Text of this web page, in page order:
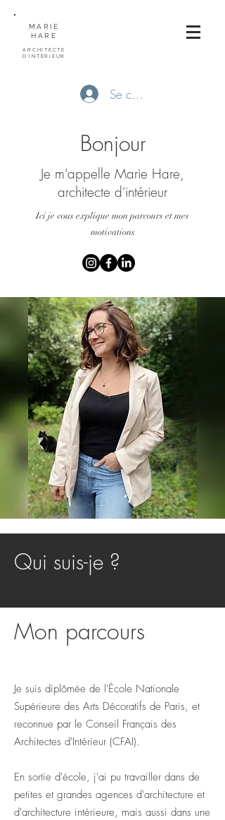
MARIE
HARE
ARCHITECTE
D'INTÉRIEUR
Se connecter
Bonjour
Je m'appelle Marie Hare,
architecte d'intérieur
Ici je vous explique mon parcours et mes
motivations
Qui suis-je ?
Mon parcours
Je suis diplômée de l'École Nationale
Supérieure des Arts Décoratifs de Paris, et
reconnue par le Conseil Français des
Architectes d'Intérieur (CFAI).
En sortie d'école, j'ai pu travailler dans de
petites et grandes agences d'architecture et
d'architecture intérieure, mais aussi dans une